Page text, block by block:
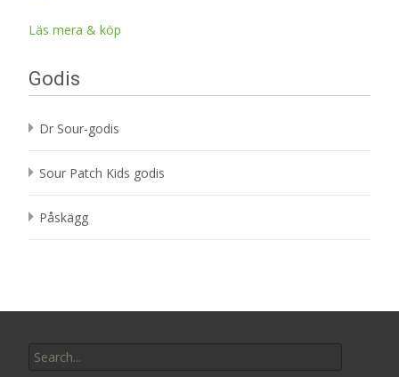
Läs mera & köp
Godis
Dr Sour-godis
Sour Patch Kids godis
Påskägg
for: